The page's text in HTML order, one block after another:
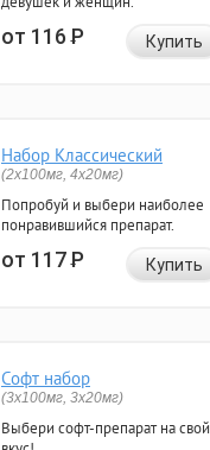
от 116Р Купить
Набор Классический
(2x100мг, 4x20мг)
Попробуй и выбери наиболее
понравившийся препарат.
от 117Р Купить
Софт набор
(3x100мг, 3x20мг)
Выбери софт-препарат на свой